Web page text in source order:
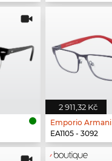
2 911,32 Kč
Emporio Armani
EA1105 - 3092